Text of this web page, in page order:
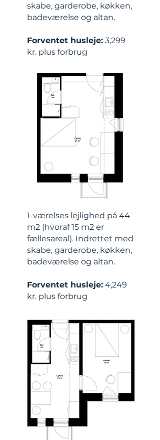
skabe, garderobe, køkken,
badeværelse og altan.
Forventet husleje: 3,299
kr. plus forbrug
1-værelses lejlighed på 44
m2 (hvoraf 15 m2 er
fællesareal). Indrettet med
skabe, garderobe, køkken,
badeværelse og altan.
Forventet husleje: 4,249
kr. plus forbrug